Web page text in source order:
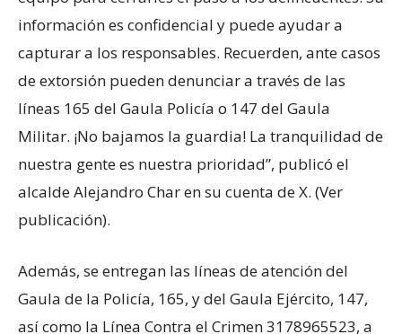
información es confidencial y puede ayudar a
capturar a los responsables. Recuerden, ante casos
de extorsión pueden denunciar a través de las
líneas 165 del Gaula Policía o 147 del Gaula
Militar. ¡No bajamos la guardia! La tranquilidad de
nuestra gente es nuestra prioridad”, publicó el
alcalde Alejandro Char en su cuenta de X. (Ver
publicación).
Además, se entregan las líneas de atención del
Gaula de la Policía, 165, y del Gaula Ejército, 147,
así como la Línea Contra el Crimen 3178965523, a